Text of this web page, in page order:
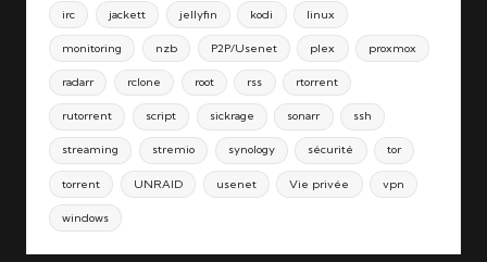
irc jackett jellyfin kodi linux
monitoring nzb P2P/Usenet plex proxmox
radarr rclone root rss rtorrent
rutorrent script sickrage sonarr ssh
streaming stremio synology sécurité tor
torrent UNRAID usenet Vie privée vpn
windows